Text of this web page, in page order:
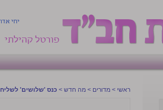
יחי
פורטל קהילתי
ראשי > מדורים > מה חדש > כנס 'שלושים'